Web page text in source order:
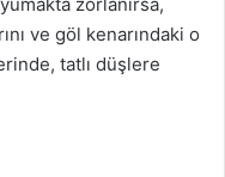
zorlanırsa,
ve göl kenarındaki o
tatlı düşlere